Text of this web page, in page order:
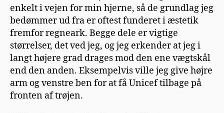
enkelt i vejen for min hjerne, så de grundlag jeg
bedømmer ud fra er oftest funderet i æstetik
fremfor regneark. Begge dele er vigtige
størrelser, det ved jeg, og jeg erkender at jeg i
langt højere grad drages mod den ene vægtskål
end den anden. Eksempelvis ville jeg give højre
arm og venstre ben for at få Unicef tilbage på
fronten af trøjen.